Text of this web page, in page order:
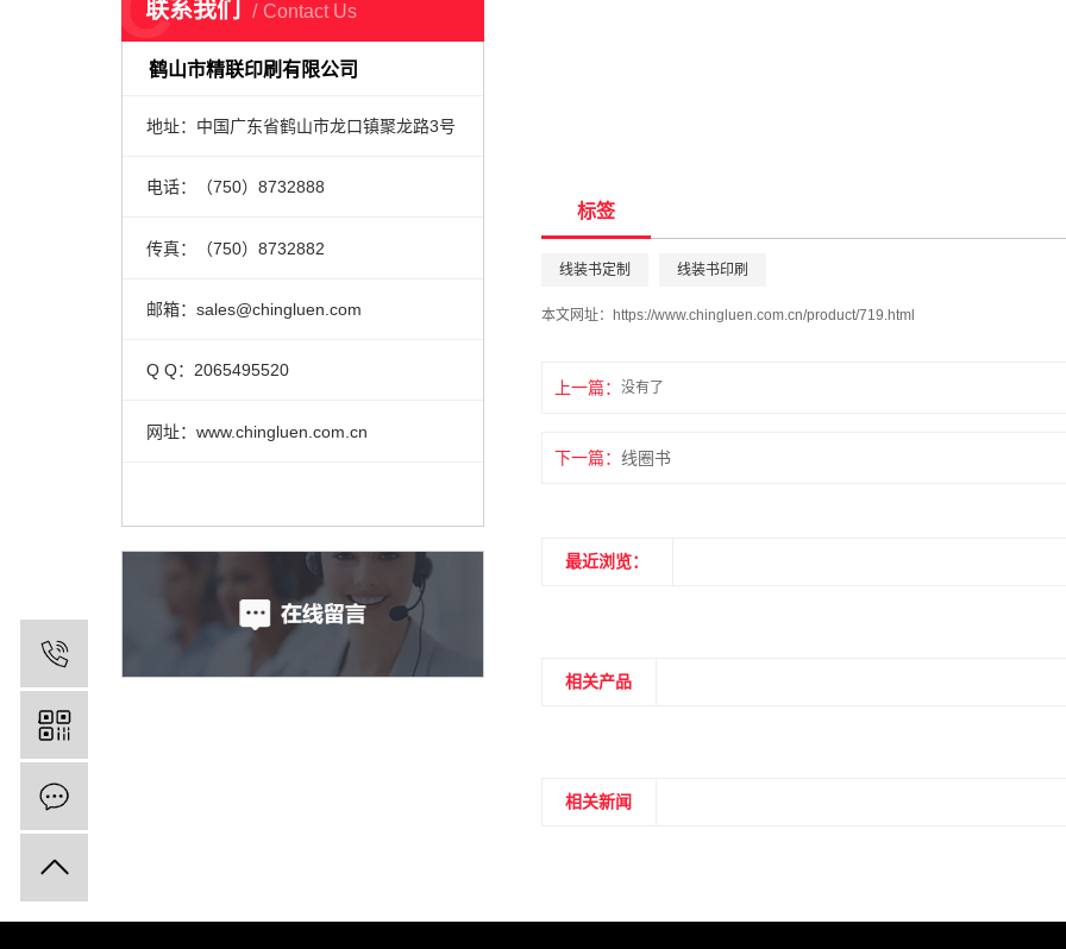
联系我们 Contact Us
鹤山市精联印刷有限公司
地址：中国广东省鹤山市龙口镇聚龙路3号
电话：（750）8732888
传真：（750）8732882
邮箱：sales@chingluen.com
Q Q：2065495520
网址：www.chingluen.com.cn
标签
线装书定制 线装书印刷
本文网址： https://www.chingluen.com.cn/product/719.html
上一篇： 没有了
下一篇： 线圈书
最近浏览：
相关产品
相关新闻